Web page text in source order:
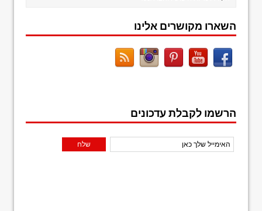
השארו מקושרים אלינו
הרשמו לקבלת עדכונים